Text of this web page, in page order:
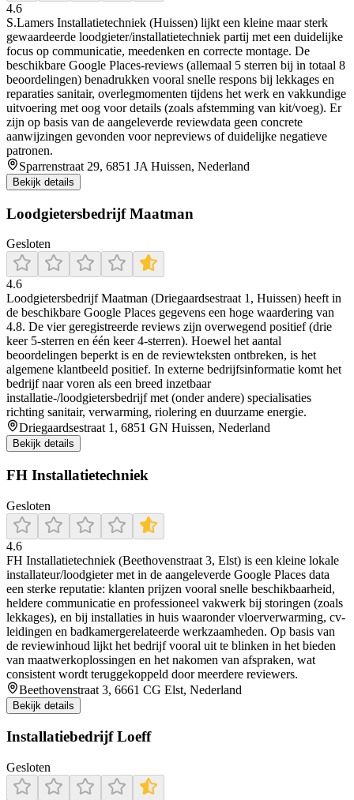
4.6
S.Lamers Installatietechniek (Huissen) lijkt een kleine maar sterk
gewaardeerde loodgieter/installatietechniek partij met een duidelijke
focus op communicatie, meedenken en correcte montage. De
beschikbare Google Places-reviews (allemaal 5 sterren bij in totaal 8
beoordelingen) benadrukken vooral snelle respons bij lekkages en
reparaties sanitair, overlegmomenten tijdens het werk en vakkundige
uitvoering met oog voor details (zoals afstemming van kit/voeg). Er
zijn op basis van de aangeleverde reviewdata geen concrete
aanwijzingen gevonden voor nepreviews of duidelijke negatieve
patronen.
Sparrenstraat 29, 6851 JA Huissen, Nederland
Bekijk details
Loodgietersbedrijf Maatman
Gesloten
4.6
Loodgietersbedrijf Maatman (Driegaardsestraat 1, Huissen) heeft in
de beschikbare Google Places gegevens een hoge waardering van
4.8. De vier geregistreerde reviews zijn overwegend positief (drie
keer 5-sterren en één keer 4-sterren). Hoewel het aantal
beoordelingen beperkt is en de reviewteksten ontbreken, is het
algemene klantbeeld positief. In externe bedrijfsinformatie komt het
bedrijf naar voren als een breed inzetbaar
installatie-/loodgietersbedrijf met (onder andere) specialisaties
richting sanitair, verwarming, riolering en duurzame energie.
Driegaardsestraat 1, 6851 GN Huissen, Nederland
Bekijk details
FH Installatietechniek
Gesloten
4.6
FH Installatietechniek (Beethovenstraat 3, Elst) is een kleine lokale
installateur/loodgieter met in de aangeleverde Google Places data
een sterke reputatie: klanten prijzen vooral snelle beschikbaarheid,
heldere communicatie en professioneel vakwerk bij storingen (zoals
lekkages), en bij installaties in huis waaronder vloerverwarming, cv-
leidingen en badkamergerelateerde werkzaamheden. Op basis van
de reviewinhoud lijkt het bedrijf vooral uit te blinken in het bieden
van maatwerkoplossingen en het nakomen van afspraken, wat
consistent wordt teruggekoppeld door meerdere reviewers.
Beethovenstraat 3, 6661 CG Elst, Nederland
Bekijk details
Installatiebedrijf Loeff
Gesloten